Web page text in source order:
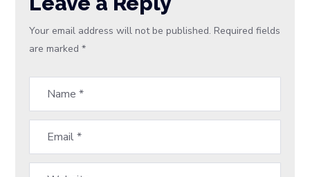
Your email address will not be published. Required fields
are marked*